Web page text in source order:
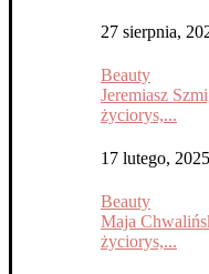
27 sierpnia,
Beauty
Jeremiasz
życiorys,...
17 lutego, 2025
Beauty
Maja
życiorys,...